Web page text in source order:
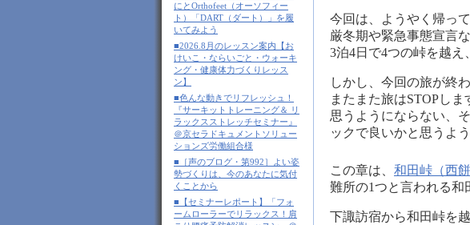
にとOrthofeet（オーソフィー
ト）「DART（ダート）」を履
いてみよう
■2026.8月のレッスン案内【お
けいこ・ならいごと・ウォーキ
ング・健康体力づくりレッス
ン】
■色んな動きでリフレッシュ！
『サーキットトレーニング＆ リ
ラックスストレッチセミナー』
＠京セラドキュメントソリュー
ションズ労働組合様
■［声のブログ・第992］よい姿
勢づくりは、今のあなたに気付
くことから
■【セミナーレポート】「フォ
ームローラーでリラックス！肩
今回は、ようやく帰っ
厳冬期や緊急事態宣言
3泊4日で4つの峠を越え
しかし、今回の旅が終
またまた旅はSTOPしま
思うようにならない、
ックで良いかと思うよう
この章は、 和田峠（西
難所の1つと言われる和
下諏訪宿から和田峠を